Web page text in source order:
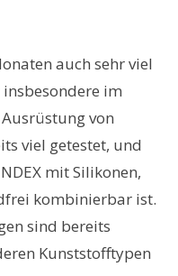
auch sehr viel
im
von
viel getestet, und
mit Silikonen,
kombinierbar ist.
sind bereits
Kunststofftypen